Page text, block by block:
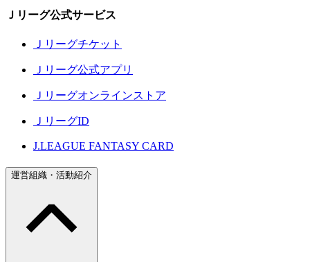
Ｊリーグ公式サービス
Ｊリーグチケット
Ｊリーグ公式アプリ
Ｊリーグオンラインストア
ＪリーグID
J.LEAGUE FANTASY CARD
運営組織・活動紹介